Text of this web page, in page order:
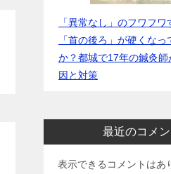
「異常なし」のフワフワ
「首の後ろ」が硬くなっ
か？都城で17年の鍼灸師
因と対策
最近のコメン
表示できるコメントはあ